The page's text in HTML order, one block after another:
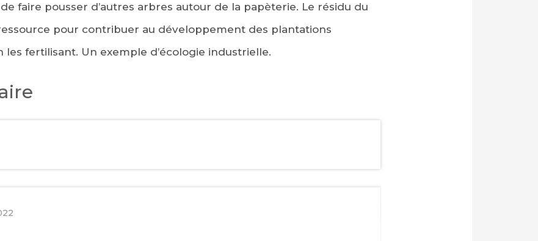
faire pousser d’autres arbres autour de la papèterie. Le résidu du
pour contribuer au développement des plantations
fertilisant. Un exemple d’écologie industrielle.